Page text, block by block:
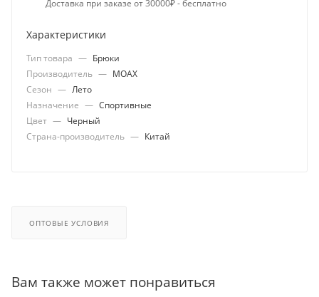
Доставка при заказе от 30000₽ - бесплатно
Характеристики
Тип товара — Брюки
Производитель — MOAX
Сезон — Лето
Назначение — Спортивные
Цвет — Черный
Страна-производитель — Китай
ОПТОВЫЕ УСЛОВИЯ
Вам также может понравиться